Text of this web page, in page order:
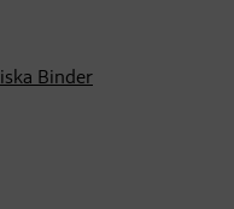
Binder